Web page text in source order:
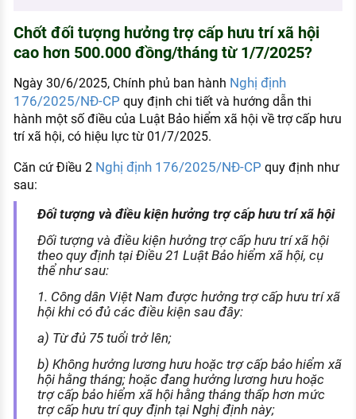
Xu hướng việc làm
XÂY DỰNG VÀ PHÁT TRIỂN ĐỘI NGŨ
TUYỂN DỤNG VIỆC LÀM
Chốt đối tượng hưởng trợ cấp hưu trí xã hội
cao hơn 500.000 đồng/tháng từ 1/7/2025?
Ngày 30/6/2025, Chính phủ ban hành Nghị định
176/2025/NĐ-CP quy định chi tiết và hướng dẫn thi
hành một số điều của Luật Bảo hiểm xã hội về trợ cấp hưu
trí xã hội, có hiệu lực từ 01/7/2025.
Căn cứ Điều 2 Nghị định 176/2025/NĐ-CP quy định như
sau:
Đối tượng và điều kiện hưởng trợ cấp hưu trí xã hội
Đối tượng và điều kiện hưởng trợ cấp hưu trí xã hội
theo quy định tại Điều 21 Luật Bảo hiểm xã hội, cụ
thể như sau:
1. Công dân Việt Nam được hưởng trợ cấp hưu trí xã
hội khi có đủ các điều kiện sau đây:
a) Từ đủ 75 tuổi trở lên;
b) Không hưởng lương hưu hoặc trợ cấp bảo hiểm xã
hội hằng tháng; hoặc đang hưởng lương hưu hoặc
trợ cấp bảo hiểm xã hội hằng tháng thấp hơn mức
trợ cấp hưu trí quy định tại Nghị định này;